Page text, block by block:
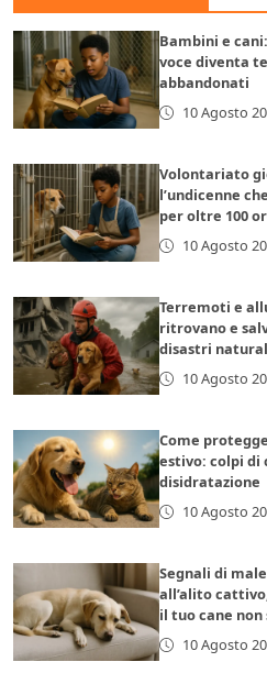
Bambini e
voce diventa
abbandonati
10 Agosto
Volontariato
l’undicenne
per oltre 100
10 Agosto
Terremoti e
ritrovano e
disastri
10 Agosto
Come
estivo: colpi di
disidratazione
10 Agosto
Segnali di
all’alito
il tuo cane non
10 Agosto